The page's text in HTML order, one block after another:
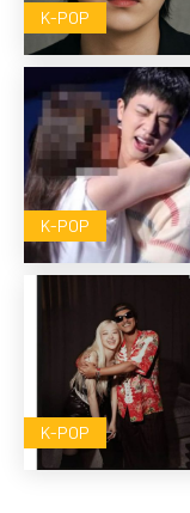
K-POP
K-POP
K-POP